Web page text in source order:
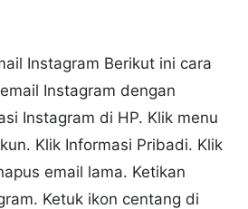
Instagram Berikut ini cara
Instagram dengan
Instagram di HP. Klik menu
Klik Informasi Pribadi. Klik
email lama. Ketikan
Ketuk ikon centang di